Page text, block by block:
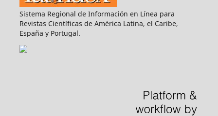
Sistema Regional de Información en Línea para
Revistas Científicas de América Latina, el Caribe,
España y Portugal.